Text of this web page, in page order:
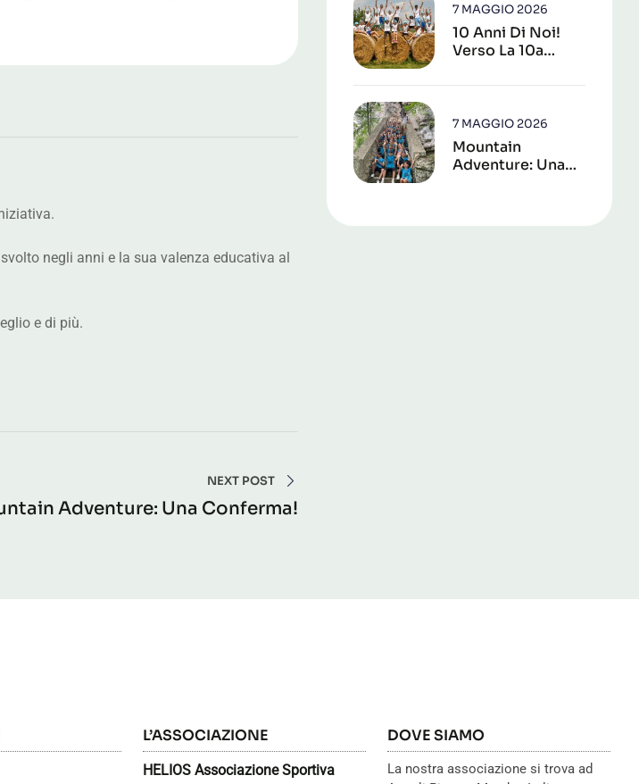
“Non Solo Atletica..
negli anni e la sua valenza educativa al
sostegno.
e di più.
NEXT POST
Adventure: Una Conferma!
10 Anni Di Noi!
Verso La 10a
7 MAGGIO 2026
Mountain
Adventure: Una
7 MAGGIO 2026
L’ASSOCIAZIONE
HELIOS Associazione Sportiva
DOVE SIAMO
La nostra associazione si trova ad